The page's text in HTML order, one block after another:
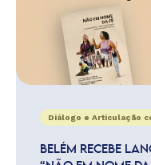
Diálogo e Articulação
BELÉM RECEBE